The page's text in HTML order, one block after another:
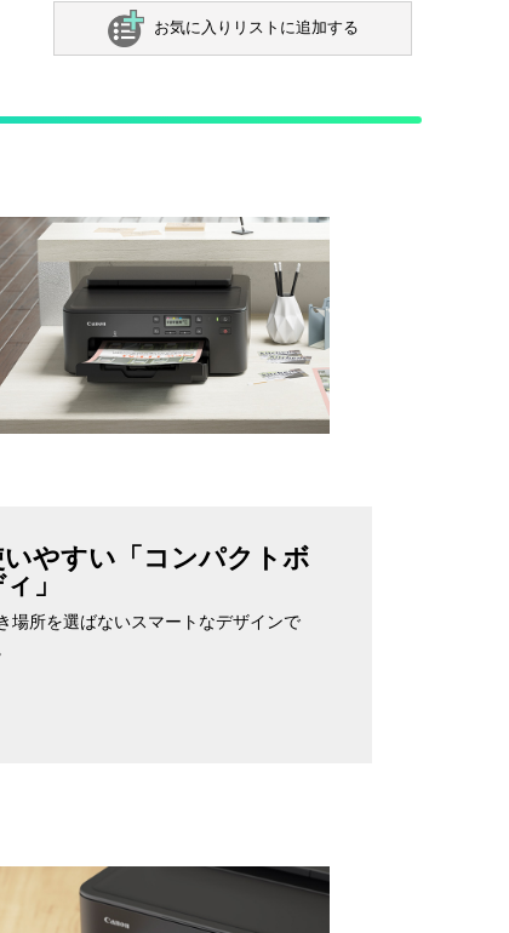
お気に入りリストに追加する
いやすい「コンパクトボ
」
場所を選ばないスマートなデザインで